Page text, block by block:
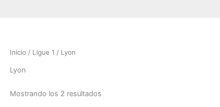
Inicio / Ligue 1 / Lyon
Lyon
Mostrando los 2 resultados